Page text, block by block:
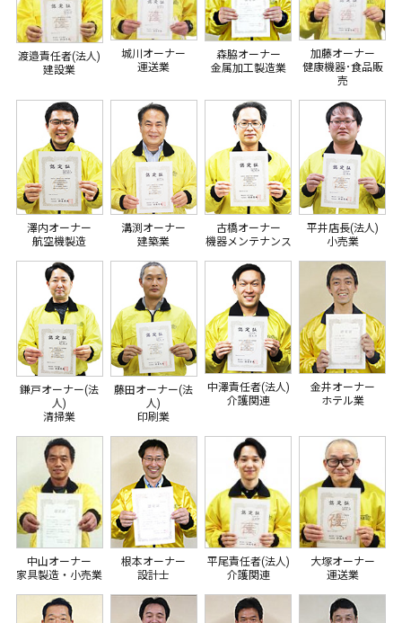
渡邉責任者(法人)
建設業
城川オーナー
運送業
森脇オーナー
金属加工製造業
加藤オーナー
健康機器･食品販
売
澤内オーナー
航空機製造
溝渕オーナー
建築業
古橋オーナー
機器メンテナンス
平井店長(法人)
小売業
鎌戸オーナー(法
人)
清掃業
藤田オーナー(法
人)
印刷業
中澤責任者(法人)
介護関連
金井オーナー
ホテル業
中山オーナー
家具製造・小売業
根本オーナー
設計士
平尾責任者(法人)
介護関連
大塚オーナー
運送業